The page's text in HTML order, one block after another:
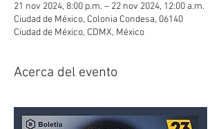
21 nov 2024, 8:00 p.m. – 22 nov 2024, 12:00 a.m.
Ciudad de México, Colonia Condesa, 06140
Ciudad de México, CDMX, México
Acerca del evento